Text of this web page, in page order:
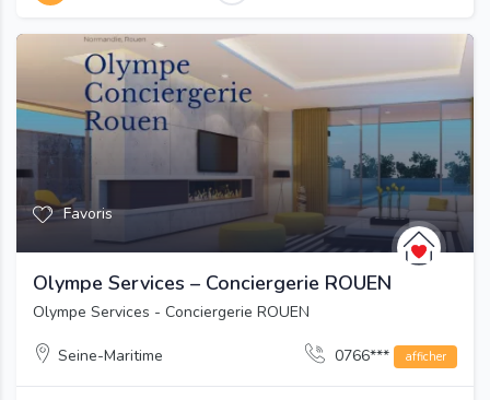
Favoris
Olympe Services – Conciergerie ROUEN
Olympe Services - Conciergerie ROUEN
Seine-Maritime 0766*** afficher